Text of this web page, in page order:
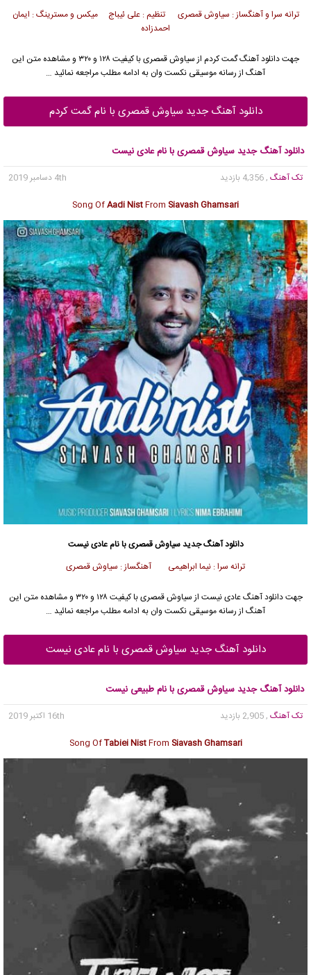
ترانه سرا و آهنگساز : سیاوش قمصری تنظیم : علی ئیباج میکس و مسترینگ : ایمان
احمدزاده
جهت دانلود آهنگ گمت کردم از سیاوش قمصری با کیفیت ۱۲۸ و ۳۲۰ و مشاهده متن این
آهنگ از رسانه موسیقی نکست وان به ادامه مطلب مراجعه نمائید …
دانلود آهنگ جدید سیاوش قمصری با نام گمت کردم
دانلود آهنگ جدید سیاوش قمصری با نام عادی نیست
تک آهنگ , 4,356 بازدید
4th دسامبر 2019
Song OfAadi NistFrom Siavash Ghamsari
دانلود آهنگ جدیدسیاوش قمصری با نام عادی نیست
ترانه سرا : نیما ابراهیمی آهنگساز : سیاوش قمصری
جهت دانلود آهنگ عادی نیست از سیاوش قمصری با کیفیت ۱۲۸ و ۳۲۰ و مشاهده متن این
آهنگ از رسانه موسیقی نکست وان به ادامه مطلب مراجعه نمائید …
دانلود آهنگ جدید سیاوش قمصری با نام عادی نیست
دانلود آهنگ جدید سیاوش قمصری با نام طبیعی نیست
تک آهنگ , 2,905 بازدید
16th اکتبر 2019
Song OfTabiei NistFrom Siavash Ghamsari